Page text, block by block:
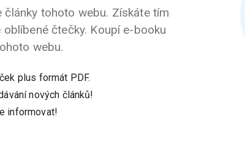
tohoto webu. Získáte tím
čtečky. Koupí e-booku
webu.
plus formát PDF.
nových článků!
informovat!